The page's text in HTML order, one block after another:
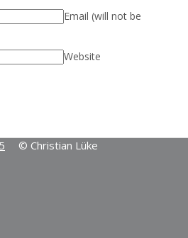
Email (will not be
Website
© Christian Lüke